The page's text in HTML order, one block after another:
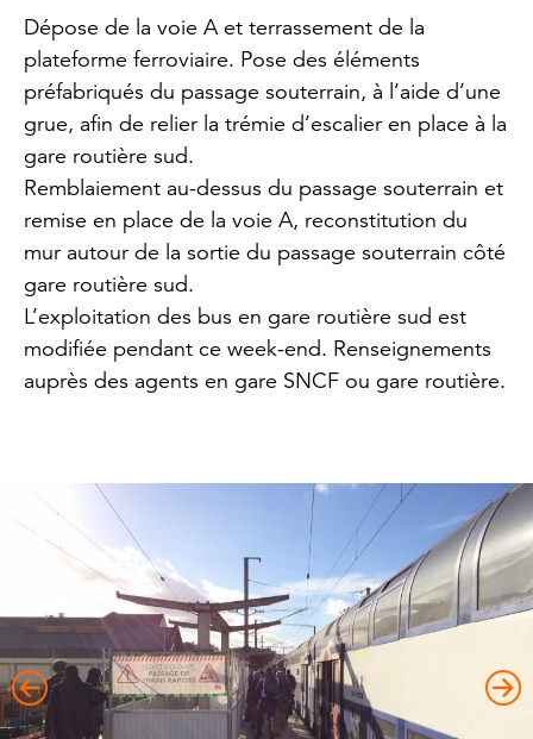
Dépose de la voie A et terrassement de la
plateforme ferroviaire. Pose des éléments
préfabriqués du passage souterrain, à l’aide d’une
grue, afin de relier la trémie d’escalier en place à la
gare routière sud.
Remblaiement au-dessus du passage souterrain et
remise en place de la voie A, reconstitution du
mur autour de la sortie du passage souterrain côté
gare routière sud.
L’exploitation des bus en gare routière sud est
modifiée pendant ce week-end. Renseignements
auprès des agents en gare SNCF ou gare routière.